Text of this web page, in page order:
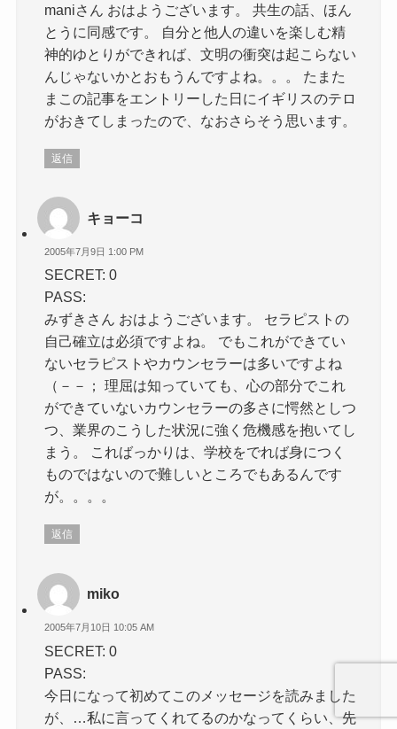
maniさん おはようございます。 共生の話、ほん
とうに同感です。 自分と他人の違いを楽しむ精
神的ゆとりができれば、文明の衝突は起こらない
んじゃないかとおもうんですよね。。。 たまた
まこの記事をエントリーした日にイギリスのテロ
がおきてしまったので、なおさらそう思います。
返信
キョーコ
2005年7月9日 1:00 PM
SECRET: 0
PASS:
みずきさん おはようございます。 セラピストの
自己確立は必須ですよね。 でもこれができてい
ないセラピストやカウンセラーは多いですよね
（－－； 理屈は知っていても、心の部分でこれ
ができていないカウンセラーの多さに愕然としつ
つ、業界のこうした状況に強く危機感を抱いてし
まう。 こればっかりは、学校をでれば身につく
ものではないので難しいところでもあるんです
が。。。。
返信
miko
2005年7月10日 10:05 AM
SECRET: 0
PASS:
今日になって初めてこのメッセージを読みました
が、…私に言ってくれてるのかなってくらい、先